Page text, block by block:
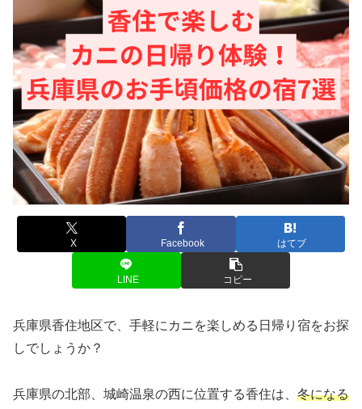
X Facebook はてブ
LINE コピー
兵庫県香住地区で、手軽にカニを楽しめる日帰り宿をお探
しでしょうか？
兵庫県の北部、城崎温泉の西に位置する香住は、 冬になる